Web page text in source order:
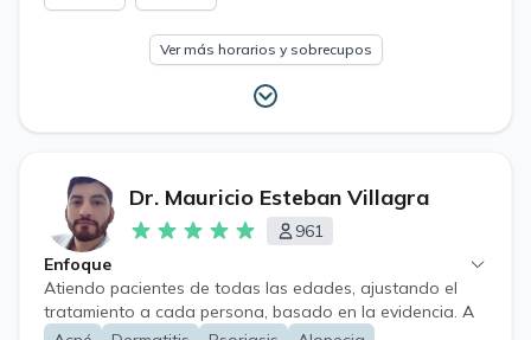
Ver más horarios y sobrecupos
Dr. Mauricio Esteban Villagra
961
Enfoque
Atiendo pacientes de todas las edades, ajustando el
tratamiento a cada persona, basado en la evidencia. A
pesar de las limitaciones propias de la atención a